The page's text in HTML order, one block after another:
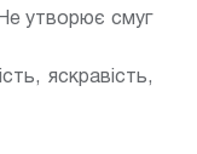
утворює смуг
яскравість,